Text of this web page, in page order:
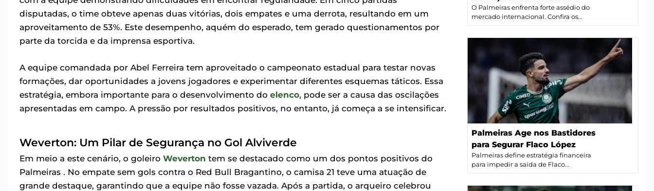
disputadas, o time obteve apenas duas vitórias, dois empates e uma derrota, resultando em um
aproveitamento de 53%. Este desempenho, aquém do esperado, tem gerado questionamentos por
parte da torcida e da imprensa esportiva.
A equipe comandada por Abel Ferreira tem aproveitado o campeonato estadual para testar novas
formações, dar oportunidades a jovens jogadores e experimentar diferentes esquemas táticos. Essa
estratégia, embora importante para o desenvolvimento do elenco, pode ser a causa das oscilações
apresentadas em campo. A pressão por resultados positivos, no entanto, já começa a se intensificar.
Weverton: Um Pilar de Segurança no Gol Alviverde
Em meio a este cenário, o goleiro Weverton tem se destacado como um dos pontos positivos do
Palmeiras . No empate sem gols contra o Red Bull Bragantino, o camisa 21 teve uma atuação de
grande destaque, garantindo que a equipe não fosse vazada. Após a partida, o arqueiro celebrou
O Palmeiras enfrenta forte assédio do
mercado internacional. Confira os...
Palmeiras Age nos Bastidores
para Segurar Flaco López
Palmeiras define estratégia financeira
para impedir a saída de Flaco...